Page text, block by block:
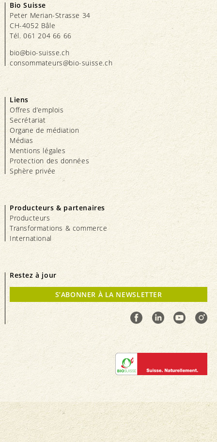
Bio Suisse
Peter Merian-Strasse 34
CH-4052 Bâle
Tél. 061 204 66 66
bio@bio-suisse.ch
consommateurs@bio-suisse.ch
Liens
Offres d’emplois
Secrétariat
Organe de médiation
Médias
Mentions légales
Protection des données
Sphère privée
Producteurs & partenaires
Producteurs
Transformations & commerce
International
Restez à jour
S’ABONNER À LA NEWSLETTER